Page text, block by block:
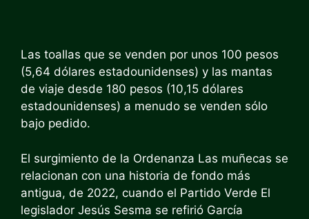
Las toallas que se venden por unos 100 pesos
(5,64 dólares estadounidenses) y las mantas
de viaje desde 180 pesos (10,15 dólares
estadounidenses) a menudo se venden sólo
bajo pedido.
El surgimiento de la Ordenanza Las muñecas se
relacionan con una historia de fondo más
antigua, de 2022, cuando el Partido Verde El
legislador Jesús Sesma se refirió García